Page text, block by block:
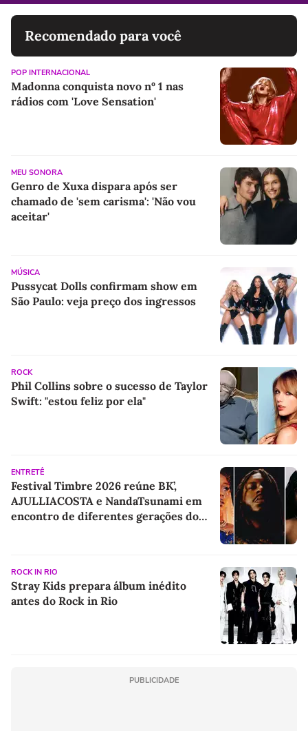
Recomendado para você
POP INTERNACIONAL
Madonna conquista novo nº 1 nas
rádios com 'Love Sensation'
MEU SONORA
Genro de Xuxa dispara após ser
chamado de 'sem carisma': 'Não vou
aceitar'
MÚSICA
Pussycat Dolls confirmam show em
São Paulo: veja preço dos ingressos
ROCK
Phil Collins sobre o sucesso de Taylor
Swift: "estou feliz por ela"
ENTRETÊ
Festival Timbre 2026 reúne BK’,
AJULLIACOSTA e NandaTsunami em
encontro de diferentes gerações do
ROCK IN RIO
Stray Kids prepara álbum inédito
antes do Rock in Rio
PUBLICIDADE